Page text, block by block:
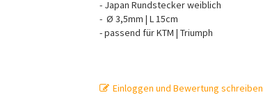
- Japan Rundstecker weiblich
- Ø 3,5mm | L 15cm
- passend für KTM | Triumph
Einloggen und Bewertung schreiben